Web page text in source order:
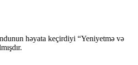
həyata keçirdiyi “Yeniyetmə və